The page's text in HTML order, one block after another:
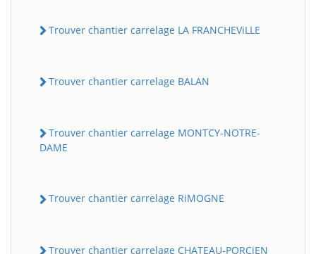
Trouver chantier carrelage LA FRANCHEViLLE
Trouver chantier carrelage BALAN
Trouver chantier carrelage MONTCY-NOTRE-
DAME
Trouver chantier carrelage RiMOGNE
Trouver chantier carrelage CHATEAU-PORCiEN